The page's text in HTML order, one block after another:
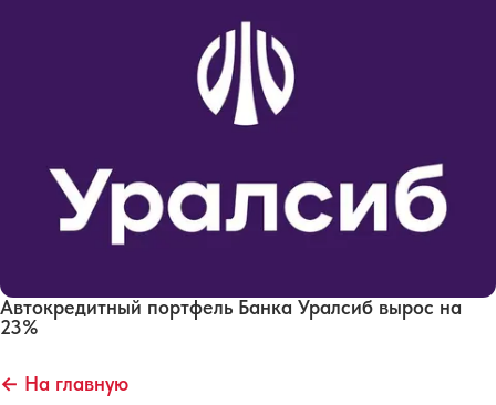
Автокредитный портфель Банка Уралсиб вырос на
23%
← На главную